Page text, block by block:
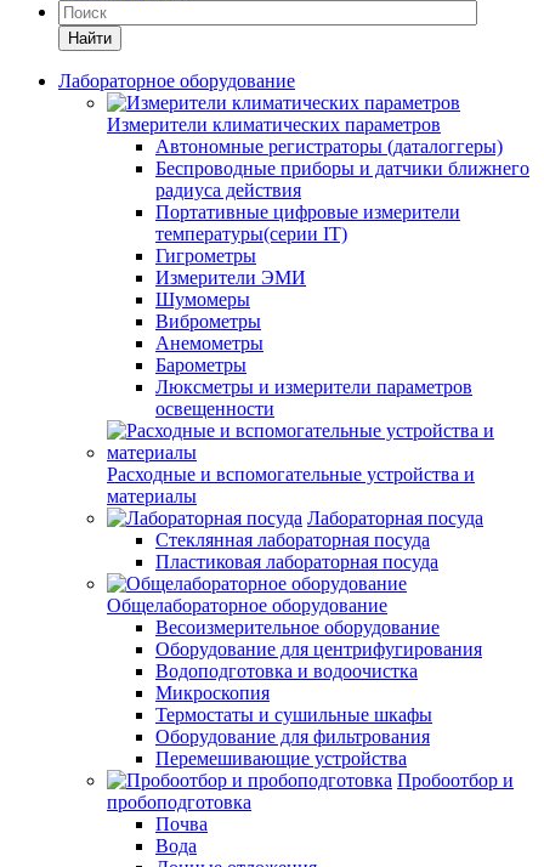
Найти
Лабораторное оборудование
Измерители климатических параметров
Автономные регистраторы (даталоггеры)
Беспроводные приборы и датчики ближнего
радиуса действия
Портативные цифровые измерители
температуры(серии IT)
Гигрометры
Измерители ЭМИ
Шумомеры
Виброметры
Анемометры
Барометры
Люксметры и измерители параметров
освещенности
Расходные и вспомогательные устройства и
материалы
Лабораторная посуда
Стеклянная лабораторная посуда
Пластиковая лабораторная посуда
Общелабораторное оборудование
Весоизмерительное оборудование
Оборудование для центрифугирования
Водоподготовка и водоочистка
Микроскопия
Термостаты и сушильные шкафы
Оборудование для фильтрования
Перемешивающие устройства
Пробоотбор и
пробоподготовка
Почва
Вода